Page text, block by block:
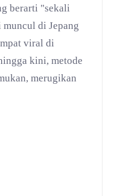
berarti "sekali
di Jepang
viral di
kini, metode
merugikan